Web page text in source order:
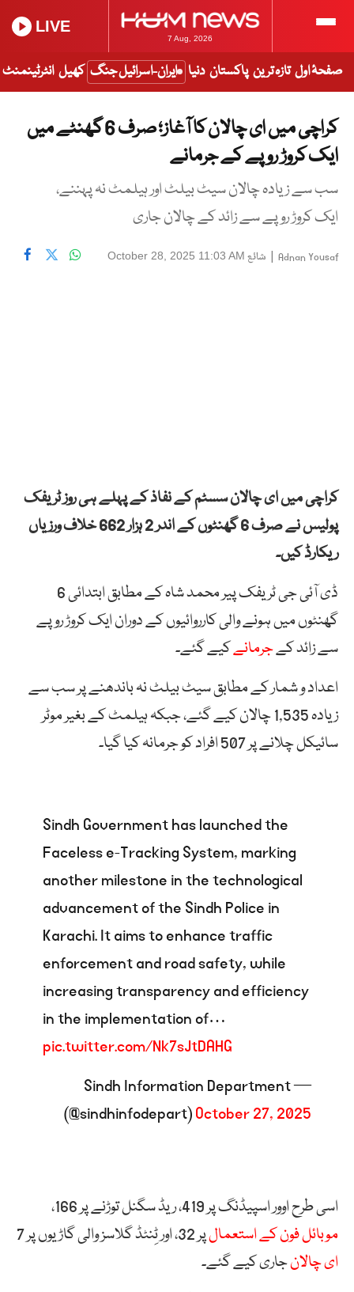
7 Aug, 2026
LIVE
صفحۂ اول تازہ ترین پاکستان دنیا ایران-اسرائیل جنگ کھیل انٹرٹینمنٹ
کراچی میں ای چالان کا آغاز؛ صرف 6 گھنٹے میں
ایک کروڑ روپے کے جرمانے
سب سے زیادہ چالان سیٹ بیلٹ اور ہیلمٹ نہ پہننے،
ایک کروڑ روپے سے زائد کے چالان جاری
Adnan Yousaf
| شائع October 28, 2025 11:03 AM
کراچی میں ای چالان سسٹم کے نفاذ کے پہلے ہی روز ٹریفک
پولیس نے صرف 6 گھنٹوں کے اندر 2 ہزار 662 خلاف ورزیاں
ریکارڈ کیں۔
ڈی آئی جی ٹریفک پیر محمد شاہ کے مطابق ابتدائی 6
گھنٹوں میں ہونے والی کارروائیوں کے دوران ایک کروڑ روپے
سے زائد کےجرمانےکیے گئے۔
اعداد و شمار کے مطابق سیٹ بیلٹ نہ باندھنے پر سب سے
زیادہ 1,535 چالان کیے گئے، جبکہ ہیلمٹ کے بغیر موٹر
سائیکل چلانے پر 507 افراد کو جرمانہ کیا گیا۔
Sindh Government has launched the
Faceless e-Tracking System, marking
another milestone in the technological
advancement of the Sindh Police in
Karachi. It aims to enhance traffic
enforcement and road safety, while
increasing transparency and efficiency
in the implementation of…
pic.twitter.com/Nk7sJtDAHG
— Sindh Information Department
(@sindhinfodepart)October 27, 2025
اسی طرح اوور اسپیڈنگ پر 419، ریڈ سگنل توڑنے پر 166،
موبائل فون کے استعمالپر 32، اور ٹِنٹڈ گلاسز والی گاڑیوں پر 7
ای چالانجاری کیے گئے۔